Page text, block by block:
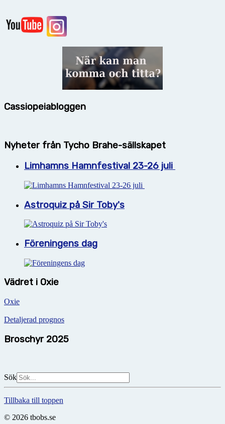
Cassiopeiabloggen
Nyheter från Tycho Brahe-sällskapet
Limhamns Hamnfestival 23-26 juli
Astroquiz på Sir Toby's
Föreningens dag
Vädret i Oxie
Oxie
Detaljerad prognos
Broschyr 2025
Sök
Tillbaka till toppen
© 2026 tbobs.se